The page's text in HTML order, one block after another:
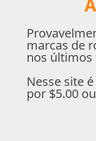
marcas de
nos últimos
Nesse site
por $5.00